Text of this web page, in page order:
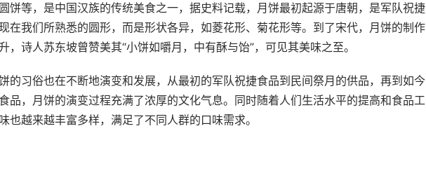
饼等，是中国汉族的传统美食之一，据史料记载，月饼最初起源于唐朝，是军队祝捷
在我们所熟悉的圆形，而是形状各异，如菱花形、菊花形等。到了宋代，月饼的制作
，诗人苏东坡曾赞美其“小饼如嚼月，中有酥与饴”，可见其美味之至。
的习俗也在不断地演变和发展，从最初的军队祝捷食品到民间祭月的供品，再到如今
品，月饼的演变过程充满了浓厚的文化气息。同时随着人们生活水平的提高和食品工
也越来越丰富多样，满足了不同人群的口味需求。